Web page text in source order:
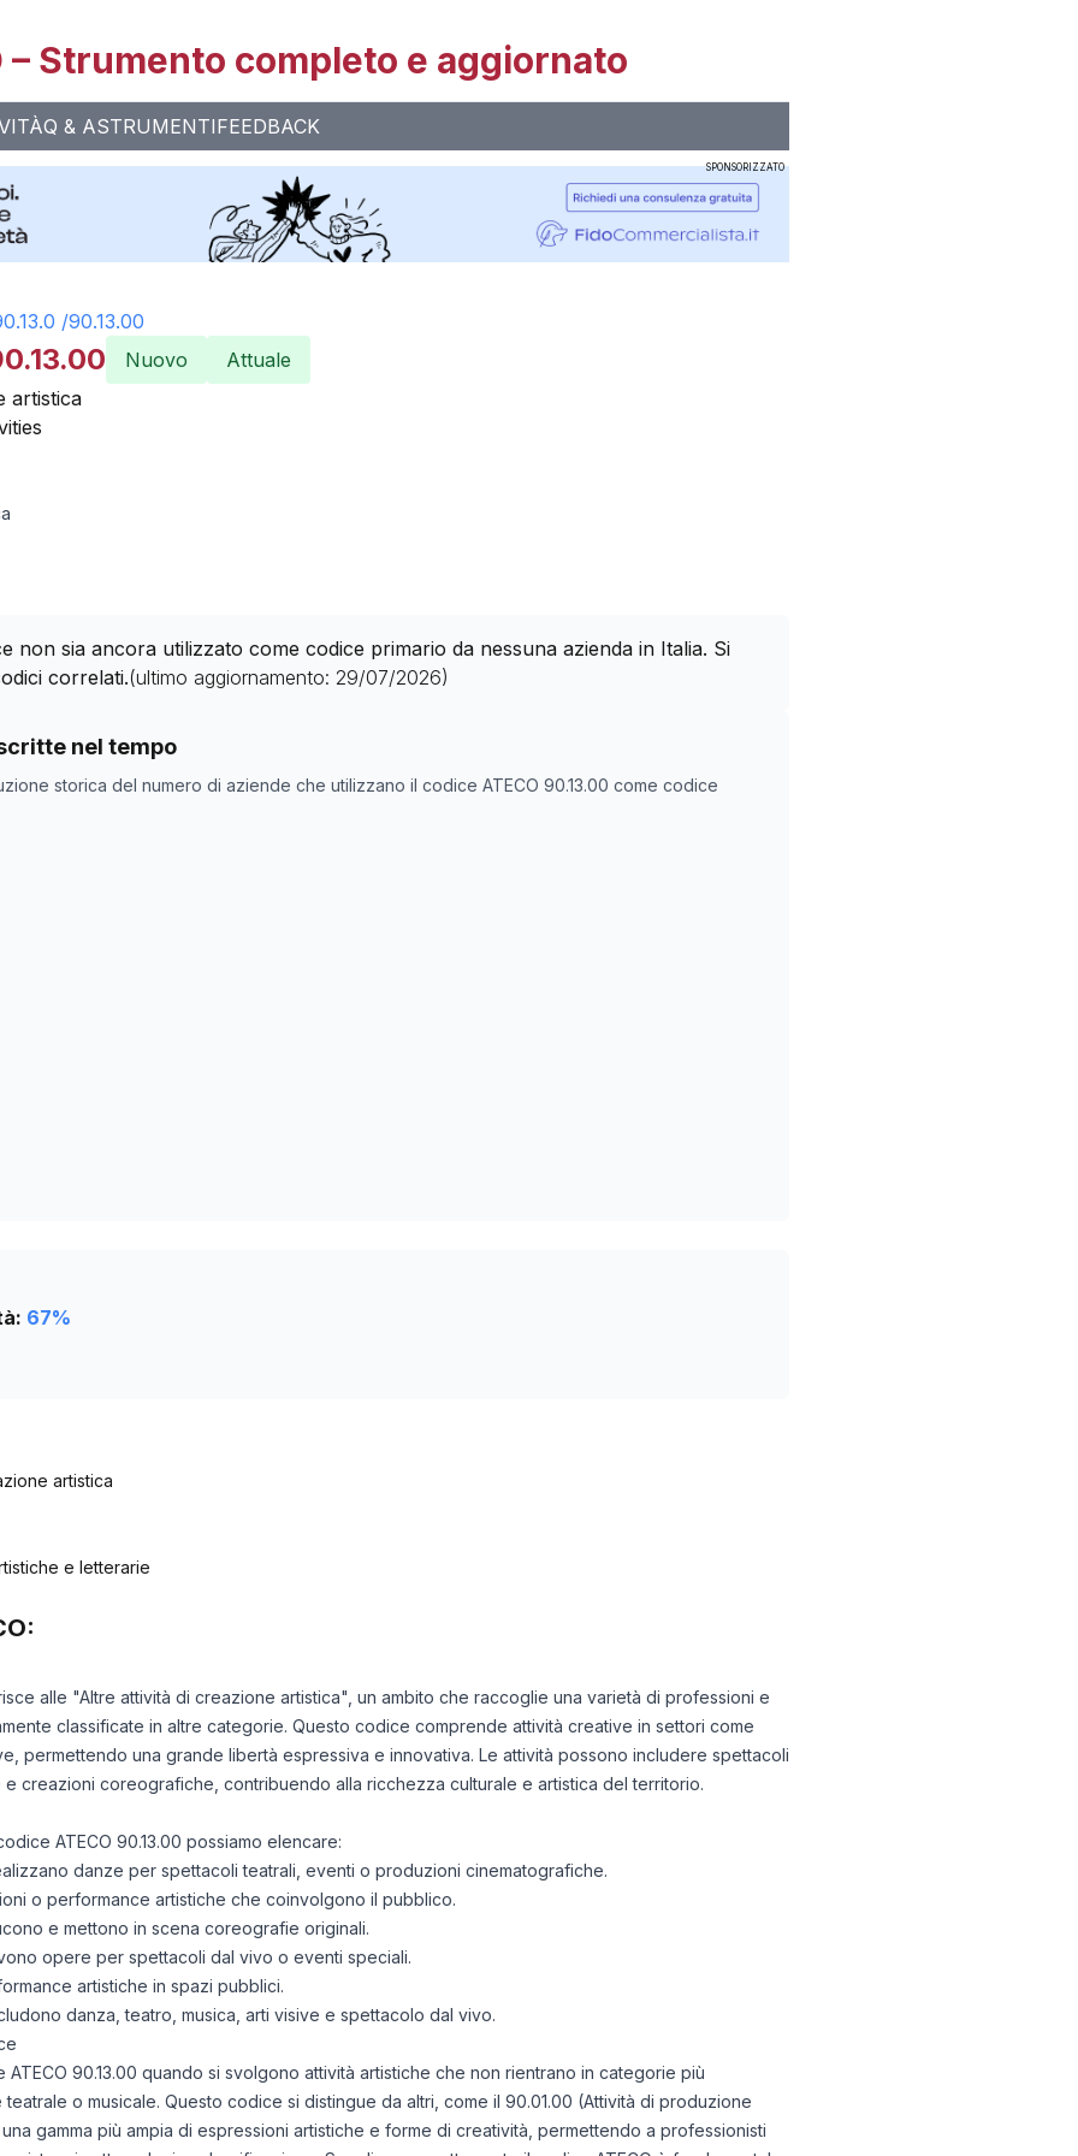
– Strumento completo e aggiornato
Q & ASTRUMENTIFEEDBACK
SPONSORIZZATO
/90.13.00
Nuovo Attuale
artistica
non sia ancora utilizzato come codice primario da nessuna azienda in Italia. Si
correlati.(ultimo aggiornamento: 29/07/2026)
nel tempo
storica del numero di aziende che utilizzano il codice ATECO 90.13.00 come codice
con codice ATECO
Numero aziende
67%
artistica
e letterarie
alle "Altre attività di creazione artistica", un ambito che raccoglie una varietà di professioni e
classificate in altre categorie. Questo codice comprende attività creative in settori come
permettendo una grande libertà espressiva e innovativa. Le attività possono includere spettacoli
creazioni coreografiche, contribuendo alla ricchezza culturale e artistica del territorio.
ATECO 90.13.00 possiamo elencare:
danze per spettacoli teatrali, eventi o produzioni cinematografiche.
o performance artistiche che coinvolgono il pubblico.
e mettono in scena coreografie originali.
opere per spettacoli dal vivo o eventi speciali.
artistiche in spazi pubblici.
danza, teatro, musica, arti visive e spettacolo dal vivo.
90.13.00 quando si svolgono attività artistiche che non rientrano in categorie più
o musicale. Questo codice si distingue da altri, come il 90.01.00 (Attività di produzione
gamma più ampia di espressioni artistiche e forme di creatività, permettendo a professionisti